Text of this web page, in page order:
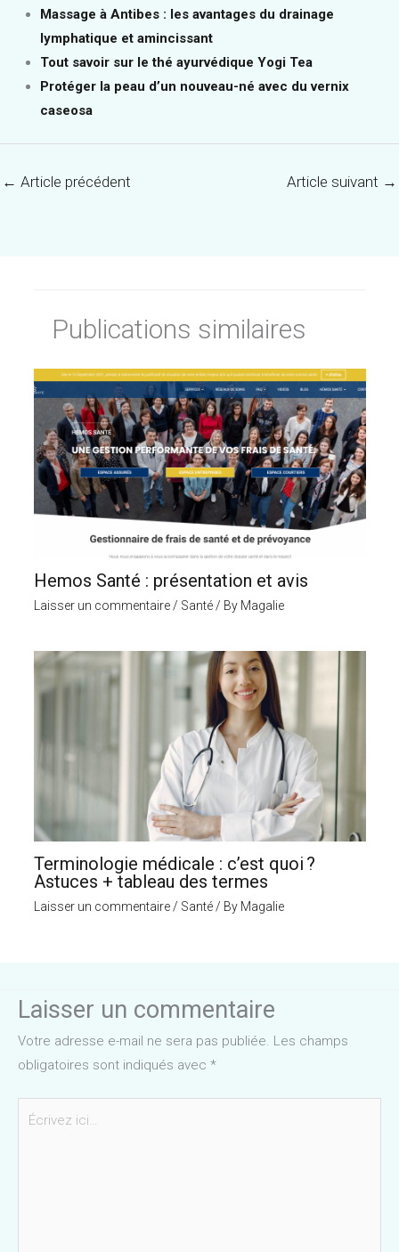
Massage à Antibes : les avantages du drainage
lymphatique et amincissant
Tout savoir sur le thé ayurvédique Yogi Tea
Protéger la peau d’un nouveau-né avec du vernix
caseosa
← Article précédent Article suivant →
Publications similaires
Hemos Santé : présentation et avis
Laisser un commentaire / Santé/ By Magalie
Terminologie médicale : c’est quoi ?
Astuces + tableau des termes
Laisser un commentaire / Santé/ By Magalie
Laisser un commentaire
Votre adresse e-mail ne sera pas publiée. Les champs
obligatoires sont indiqués avec *